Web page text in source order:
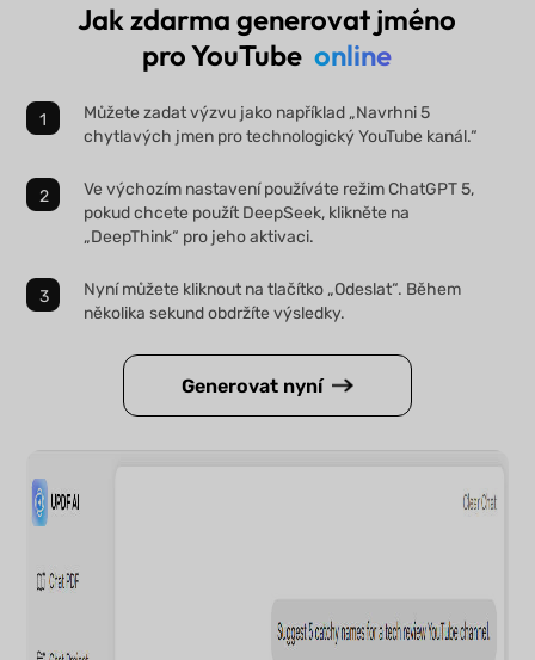
Jak zdarma generovat jméno
pro YouTube online
Můžete zadat výzvu jako například „Navrhni 5
chytlavých jmen pro technologický YouTube kanál.“
Ve výchozím nastavení používáte režim ChatGPT 5,
pokud chcete použít DeepSeek, klikněte na
„DeepThink“ pro jeho aktivaci.
Nyní můžete kliknout na tlačítko „Odeslat“. Během
několika sekund obdržíte výsledky.
Generovat nyní